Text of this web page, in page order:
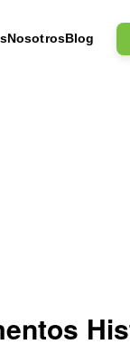
NosotrosBlog